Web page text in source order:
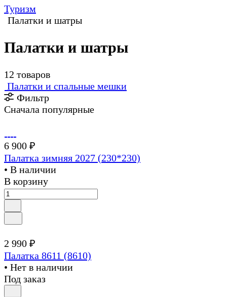
Туризм
Палатки и шатры
Палатки и шатры
12 товаров
Палатки и спальные мешки
Фильтр
Сначала популярные
6 900 ₽
Палатка зимняя 2027 (230*230)
• В наличии
В корзину
2 990 ₽
Палатка 8611 (8610)
• Нет в наличии
Под заказ